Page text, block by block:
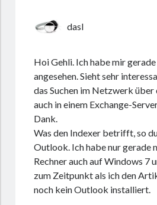
dasI
Hoi Gehli. Ich habe mir
angesehen. Sieht sehr
das Suchen im Netzwerk
auch in einem Exchange-
Dank.
Was den Indexer betrifft, so
Outlook. Ich habe nur gerade
Rechner auch auf Windows 7
zum Zeitpunkt als ich den
noch kein Outlook installiert.